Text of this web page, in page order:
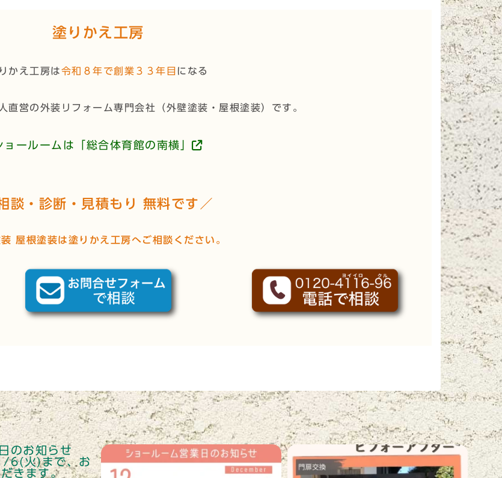
塗りかえ工房
かえ工房は令和８年で創業３３年目 になる
直営の外装リフォーム専門会社（外壁塗装・屋根塗装）です。
ョールームは「総合体育館の南横」
談・診断・見積もり 無料です／
屋根塗装は塗りかえ工房へご相談ください。